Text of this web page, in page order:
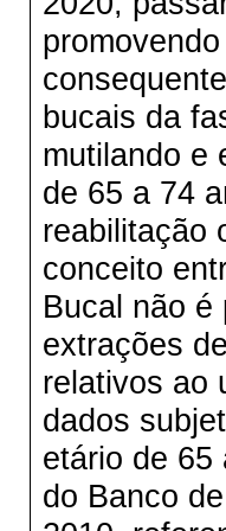
bucais da
mutilando e
de 65 a 74
reabilitação
conceito
Bucal não é
extrações
relativos ao
dados
etário de 65
do Banco